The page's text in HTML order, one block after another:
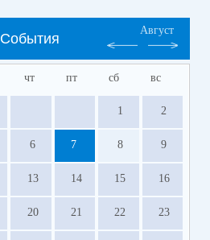
События
Август
чт пт сб вс
1 2
6 7 8 9
13 14 15 16
20 21 22 23